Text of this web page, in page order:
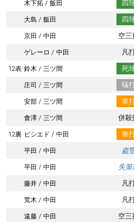
木下拓
飯田 四
大島
飯田 四
京田
中田 空三
ゲレーロ
中田 凡
12表 鈴木 三ツ間 死
庄司
三ツ間 犠
安部
三ツ間 単
會澤
三ツ間 併殺
12裏 ビシエド 中田 単
平田
中田 盗
平田
中田 失策
藤井
中田 凡
荒木
中田 凡
遠藤
中田 空三